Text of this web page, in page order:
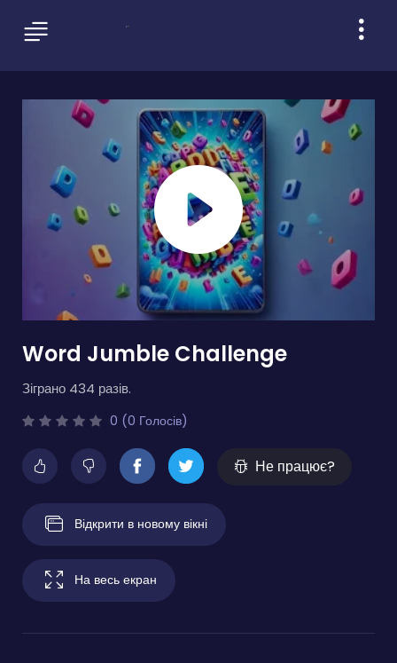
Word Jumble Challenge
Зіграно 434 разів.
0 (0 Голосів)
Не працює?
Відкрити в новому вікні
На весь екран